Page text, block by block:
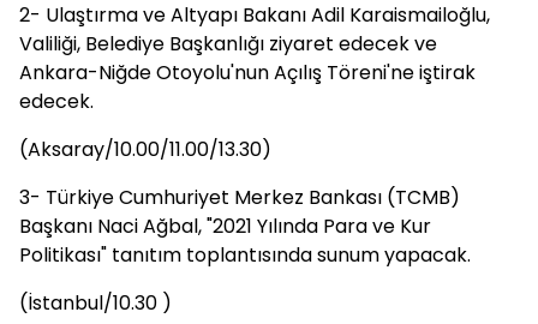
2- Ulaştırma ve Altyapı Bakanı Adil Karaismailoğlu,
Valiliği, Belediye Başkanlığı ziyaret edecek ve
Ankara-Niğde Otoyolu'nun Açılış Töreni'ne iştirak
edecek.
(Aksaray/10.00/11.00/13.30)
3- Türkiye Cumhuriyet Merkez Bankası (TCMB)
Başkanı Naci Ağbal, "2021 Yılında Para ve Kur
Politikası" tanıtım toplantısında sunum yapacak.
(İstanbul/10.30 )